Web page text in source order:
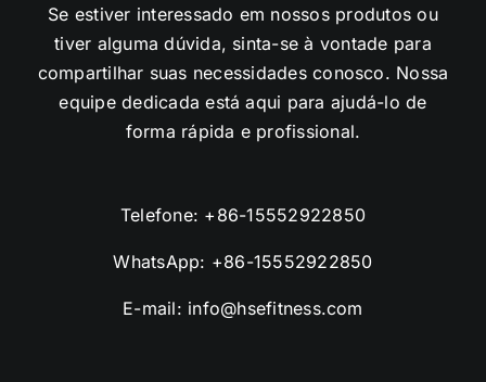
Se estiver interessado em nossos produtos ou
tiver alguma dúvida, sinta-se à vontade para
compartilhar suas necessidades conosco. Nossa
equipe dedicada está aqui para ajudá-lo de
forma rápida e profissional.
Telefone: +86-15552922850
WhatsApp: +86-15552922850
E-mail: info@hsefitness.com